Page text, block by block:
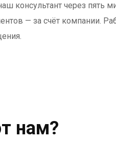
консультант через пять
— за счёт компании.
нам?